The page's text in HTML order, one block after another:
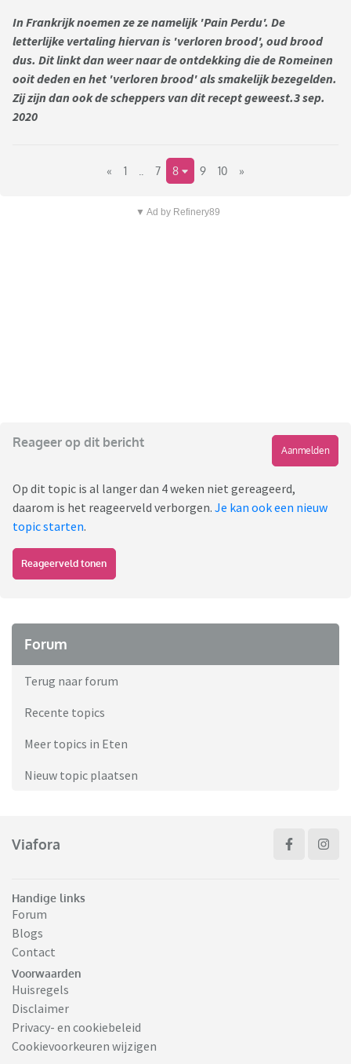
In Frankrijk noemen ze ze namelijk 'Pain Perdu'. De
letterlijke vertaling hiervan is 'verloren brood', oud brood
dus. Dit linkt dan weer naar de ontdekking die de Romeinen
ooit deden en het 'verloren brood' als smakelijk bezegelden.
Zij zijn dan ook de scheppers van dit recept geweest.3 sep.
2020
« 1 7 8 9 10 »
▼ Ad by Refinery89
Reageer op dit bericht
Aanmelden
Op dit topic is al langer dan 4 weken niet gereageerd,
daarom is het reageerveld verborgen. Je kan ook een nieuw
topic starten.
Reageerveld tonen
Forum
Terug naar forum
Recente topics
Meer topics in Eten
Nieuw topic plaatsen
Viafora
Handige links
Forum
Blogs
Contact
Voorwaarden
Huisregels
Disclaimer
Privacy- en cookiebeleid
Cookievoorkeuren wijzigen